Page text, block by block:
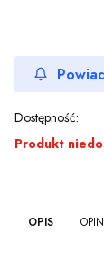
Dostępność:
Produkt
OPIS